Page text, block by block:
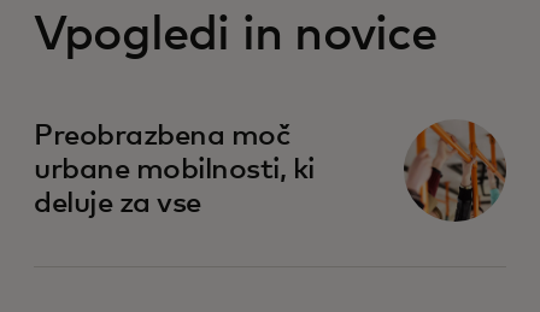
Vpogledi in novice
Preobrazbena moč
urbane mobilnosti, ki
deluje za vse
opens in a new tab